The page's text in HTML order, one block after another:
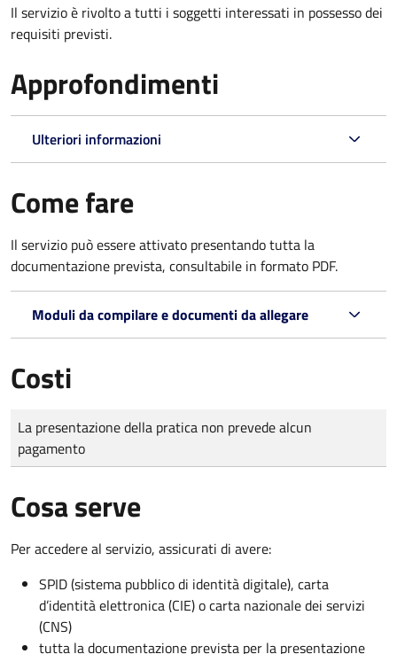
Il servizio è rivolto a tutti i soggetti interessati in possesso dei
requisiti previsti.
Approfondimenti
Ulteriori informazioni
Come fare
Il servizio può essere attivato presentando tutta la
documentazione prevista, consultabile in formato PDF.
Moduli da compilare e documenti da allegare
Costi
Tipo di pagamento
Importo
La presentazione della pratica non prevede alcun
pagamento
Cosa serve
Per accedere al servizio, assicurati di avere:
SPID (sistema pubblico di identità digitale), carta
d’identità elettronica (CIE) o carta nazionale dei servizi
(CNS)
tutta la documentazione prevista per la presentazione